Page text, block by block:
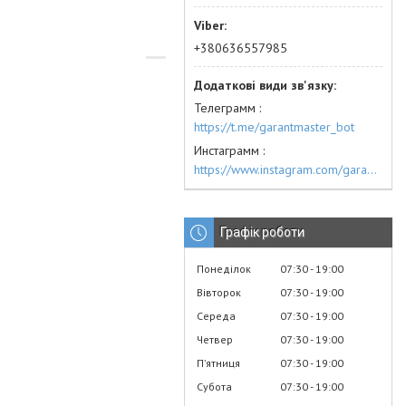
+380636557985
Телеграмм
https://t.me/garantmaster_bot
Инстаграмм
https://www.instagram.com/garantmaster.ua/
Графік роботи
Понеділок 07:30 19:00
Вівторок
07:30 19:00
Середа
07:30 19:00
Четвер
07:30 19:00
Пʼятниця
07:30 19:00
Субота
07:30 19:00